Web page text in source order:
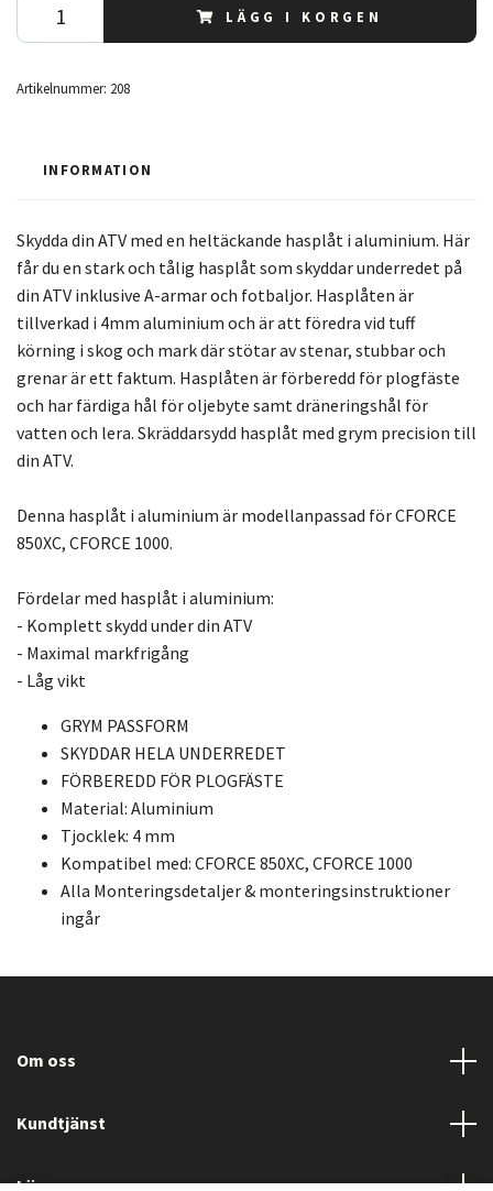
LÄGG I KORGEN
Artikelnummer: 208
INFORMATION
Skydda din ATV med en heltäckande hasplåt i aluminium. Här
får du en stark och tålig hasplåt som skyddar underredet på
din ATV inklusive A-armar och fotbaljor. Hasplåten är
tillverkad i 4mm aluminium och är att föredra vid tuff
körning i skog och mark där stötar av stenar, stubbar och
grenar är ett faktum. Hasplåten är förberedd för plogfäste
och har färdiga hål för oljebyte samt dräneringshål för
vatten och lera. Skräddarsydd hasplåt med grym precision till
din ATV.
Denna hasplåt i aluminium är modellanpassad för CFORCE
850XC, CFORCE 1000.
Fördelar med hasplåt i aluminium:
- Komplett skydd under din ATV
- Maximal markfrigång
- Låg vikt
GRYM PASSFORM
SKYDDAR HELA UNDERREDET
FÖRBEREDD FÖR PLOGFÄSTE
Material: Aluminium
Tjocklek: 4 mm
Kompatibel med: CFORCE 850XC, CFORCE 1000
Alla Monteringsdetaljer & monteringsinstruktioner
ingår
Om oss
Kundtjänst
Läs mer